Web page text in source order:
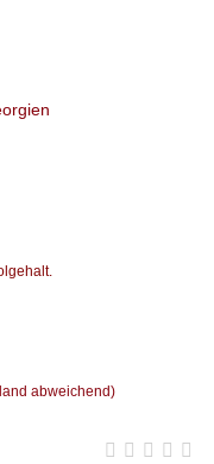
abweichend)